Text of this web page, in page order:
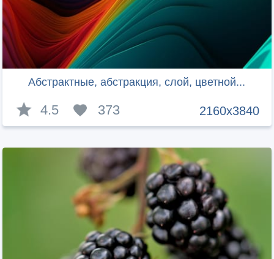
Абстрактные, абстракция, слой, цветной...
2160x3840
4.5 373